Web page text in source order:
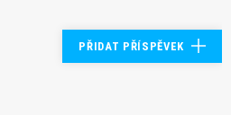
PŘIDAT PŘÍSPĚVEK